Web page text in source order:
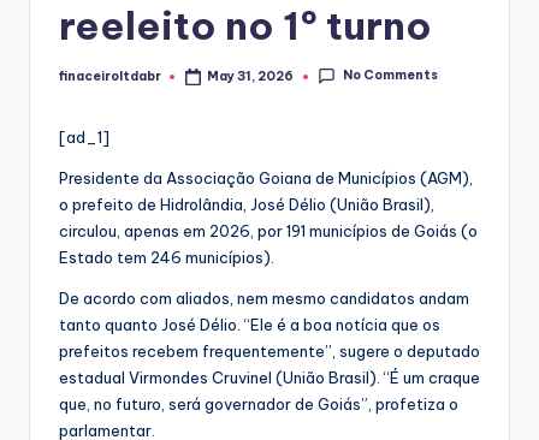
reeleito no 1º turno
Posted
finaceiroltdabr May 31, 2026 No Comments
[ad_1]
Presidente da Associação Goiana de Municípios (AGM),
o prefeito de Hidrolândia, José Délio (União Brasil),
circulou, apenas em 2026, por 191 municípios de Goiás (o
Estado tem 246 municípios).
De acordo com aliados, nem mesmo candidatos andam
tanto quanto José Délio. “Ele é a boa notícia que os
prefeitos recebem frequentemente”, sugere o deputado
estadual Virmondes Cruvinel (União Brasil). “É um craque
que, no futuro, será governador de Goiás”, profetiza o
parlamentar.